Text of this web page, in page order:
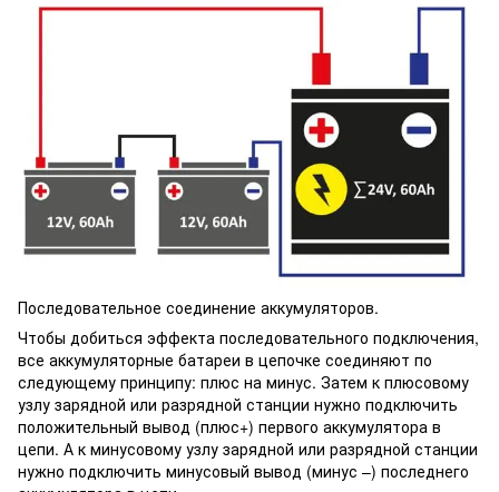
Последовательное соединение аккумуляторов.
Чтобы добиться эффекта последовательного подключения,
все аккумуляторные батареи в цепочке соединяют по
следующему принципу: плюс на минус. Затем к плюсовому
узлу зарядной или разрядной станции нужно подключить
положительный вывод (плюс+) первого аккумулятора в
цепи. А к минусовому узлу зарядной или разрядной станции
нужно подключить минусовый вывод (минус –) последнего